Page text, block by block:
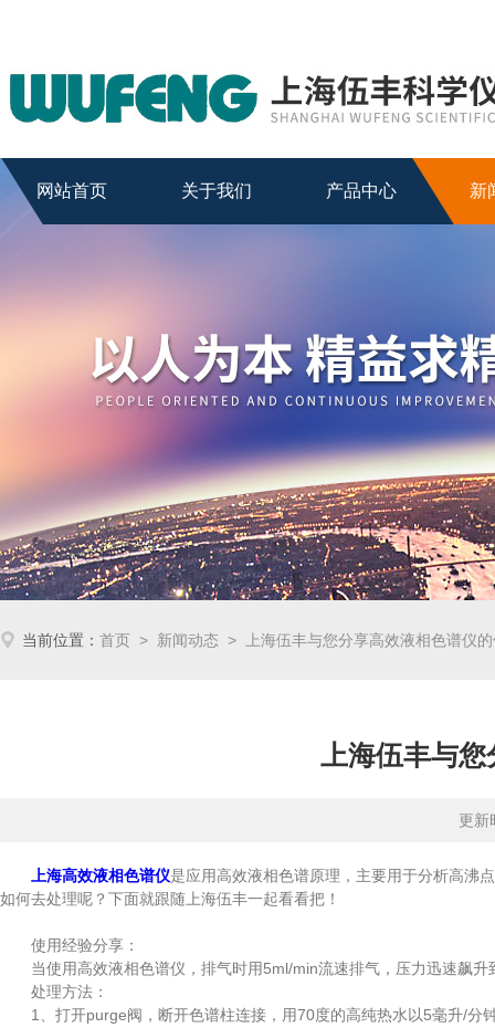
网站首页 关于我们 产品中心 新
当前位置：首页 > 新闻动态 > 上海伍丰与您分享高效液相色谱仪
上海伍丰与
更
上海高效液相色谱仪是应用高效液相色谱原理，主要用于分析高沸
如何去处理呢？下面就跟随上海伍丰一起看看把！
使用经验分享：
当使用高效液相色谱仪，排气时用5ml/min流速排气，压力迅速飙升
处理方法：
1、打开purge阀，断开色谱柱连接，用70度的高纯热水以5毫升/分